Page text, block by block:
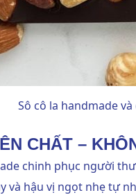
Sô cô la handmade
CHẤT –
chinh phục người
và hậu vị ngọt nhẹ tự